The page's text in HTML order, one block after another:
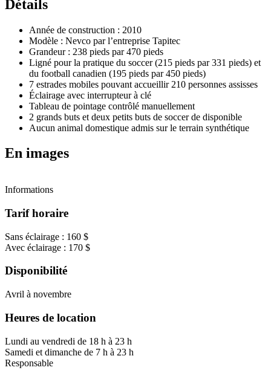
Détails
Année de construction : 2010
Modèle : Nevco par l’entreprise Tapitec
Grandeur : 238 pieds par 470 pieds
Ligné pour la pratique du soccer (215 pieds par 331 pieds) et
du football canadien (195 pieds par 450 pieds)
7 estrades mobiles pouvant accueillir 210 personnes assisses
Éclairage avec interrupteur à clé
Tableau de pointage contrôlé manuellement
2 grands buts et deux petits buts de soccer de disponible
Aucun animal domestique admis sur le terrain synthétique
En images
Informations
Tarif horaire
Sans éclairage : 160 $
Avec éclairage : 170 $
Disponibilité
Avril à novembre
Heures de location
Lundi au vendredi de 18 h à 23 h
Samedi et dimanche de 7 h à 23 h
Responsable